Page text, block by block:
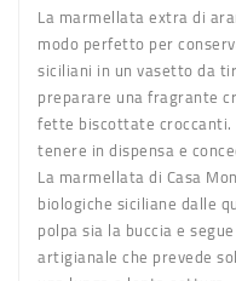
La marmellata extra di
modo perfetto per
siciliani in un vasetto da
preparare una fragrante
fette biscottate croccanti.
tenere in dispensa e
La marmellata di Casa
biologiche siciliane dalle
polpa sia la buccia e
artigianale che prevede